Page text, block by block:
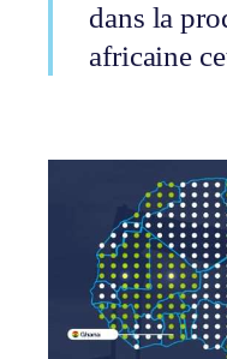
dans la
africaine